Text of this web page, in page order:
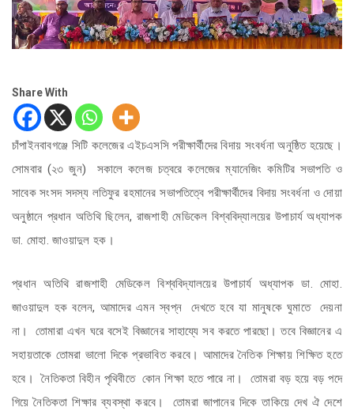
Share With
চাঁপাইনবাবগঞ্জে সিটি কলেজের এইচএসসি পরীক্ষার্থীদের বিদায় সংবর্ধনা অনুষ্ঠিত হয়েছে।
সোমবার (২৩ জুন) সকালে কলেজ চত্বরে কলেজের ম্যানেজিং কমিটির সভাপতি ও
সাবেক সংসদ সদস্য লতিফুর রহমানের সভাপতিত্বে পরীক্ষার্থীদের বিদায় সংবর্ধনা ও দোয়া
অনুষ্ঠানে প্রধান অতিথি ছিলেন, রাজশাহী মেডিকেল বিশ্ববিদ্যালয়ের উপাচার্য অধ্যাপক
ডা. মোহা. জাওয়াদুল হক।
প্রধান অতিথি রাজশাহী মেডিকেল বিশ্ববিদ্যালয়ের উপাচার্য অধ্যাপক ডা. মোহা.
জাওয়াদুল হক বলেন, আমাদের এমন স্বপ্ন দেখতে হবে যা মানুষকে ঘুমাতে দেয়না
না। তোমারা এখন ঘরে বসেই বিজ্ঞানের সাহায্যে সব করতে পারছো। তবে বিজ্ঞানের এ
সহায়তাকে তোমরা ভালো দিকে প্রভাবিত করবে। আমাদের নৈতিক শিক্ষায় শিক্ষিত হতে
হবে। নৈতিকতা বিহীন পৃথিবীতে কোন শিক্ষা হতে পারে না। তোমরা বড় হয়ে বড় পদে
গিয়ে নৈতিকতা শিক্ষার ব্যবস্থা করবে। তোমরা জাপানের দিকে তাকিয়ে দেখ ঐ দেশে